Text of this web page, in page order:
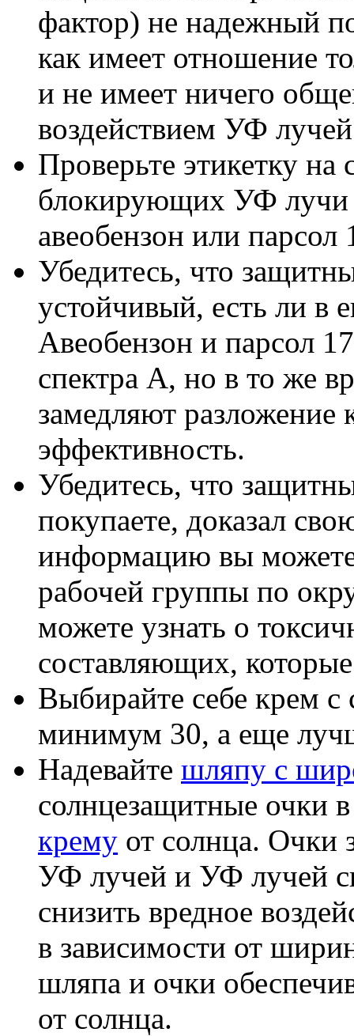
фактор) не надежный
как имеет отношение
и не имеет ничего
воздействием УФ
Проверьте этикетку на
блокирующих УФ лучи
авеобензон или парсол
Убедитесь, что
устойчивый, есть ли в
Авеобензон и парсол
спектра А, но в то же
замедляют разложение
эффективность.
Убедитесь, что
покупаете, доказал
информацию вы
рабочей группы по
можете узнать о
составляющих,
Выбирайте себе крем
минимум 30, а еще
Надевайте шляпу с
солнцезащитные очки
крему от солнца. Очки
УФ лучей и УФ лучей
снизить вредное
в зависимости от
шляпа и очки
от солнца.